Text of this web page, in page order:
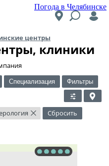
Погода в Челябинске
центры
клиники
Специализация Фильтры
× Сбросить